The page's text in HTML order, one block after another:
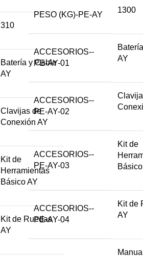
310
Batería y Cable
AY
Clavijas de
Conexión AY
Kit de
Herramientas
Básico AY
Kit de Ruedas
AY
PESO (KG)-PE-AY
1300
ACCESORIOS--
PE-AY-01
AY
ACCESORIOS--
PE-AY-02
ACCESORIOS--
PE-AY-03
Kit de
ACCESORIOS--
PE-AY-04
Kit de
AY